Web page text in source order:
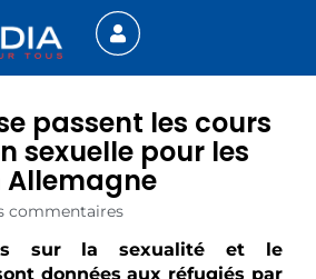
passent les cours
sexuelle pour les
Allemagne
commentaires
sur la sexualité et le
données aux réfugiés par